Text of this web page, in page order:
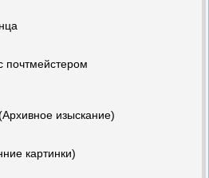
почтмейстером
изыскание)
картинки)